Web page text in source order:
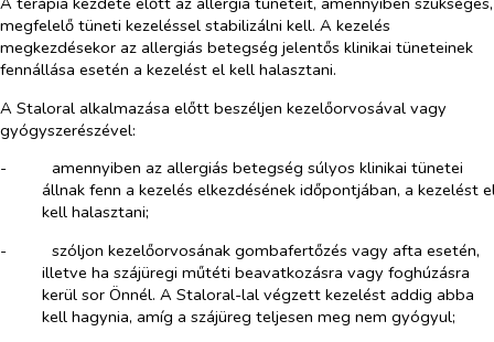
megfelelő tüneti kezeléssel stabilizálni kell. A kezelés
megkezdésekor az allergiás betegség jelentős klinikai tüneteinek
fennállása esetén a kezelést el kell halasztani.
A Staloral alkalmazása előtt beszéljen kezelőorvosával vagy
gyógyszerészével:
-​
amennyiben az allergiás betegség súlyos klinikai tünetei
állnak fenn a kezelés elkezdésének időpontjában, a kezelést
kell halasztani;
-​
szóljon kezelőorvosának gombafertőzés vagy afta esetén,
illetve ha szájüregi műtéti beavatkozásra vagy foghúzásra
kerül sor Önnél. A Staloral-lal végzett kezelést addig abba
kell hagynia, amíg a szájüreg teljesen meg nem gyógyul;